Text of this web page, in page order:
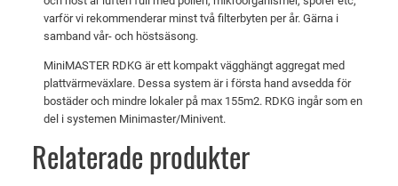
v
a
r
:
8
9
7
7
5
k
.
varför vi rekommenderar minst två filterbyten per år. Gärna i
samband vår- och höstsäsong.
MiniMASTER RDKG är ett kompakt vägghängt aggregat med
plattvärmeväxlare. Dessa system är i första hand avsedda för
bostäder och mindre lokaler på max 155m2. RDKG ingår som en
del i systemen Minimaster/Minivent.
Relaterade produkter